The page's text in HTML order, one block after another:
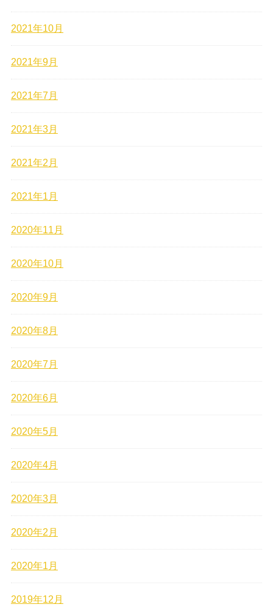
2021年10月
2021年9月
2021年7月
2021年3月
2021年2月
2021年1月
2020年11月
2020年10月
2020年9月
2020年8月
2020年7月
2020年6月
2020年5月
2020年4月
2020年3月
2020年2月
2020年1月
2019年12月